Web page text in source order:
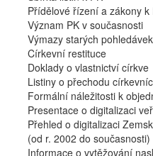
Přídělové řízení a zákony k
Význam PK v současnosti
Výmazy starých
Církevní restituce
Doklady o vlastnictví církve
Listiny o přechodu
Formální náležitosti k
Presentace o digitalizaci
Přehled o digitalizaci
(od r. 2002 do současnosti)
Informace o vytěžování